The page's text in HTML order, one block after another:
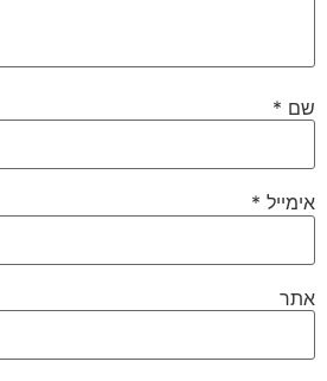
שם *
אימייל *
אתר